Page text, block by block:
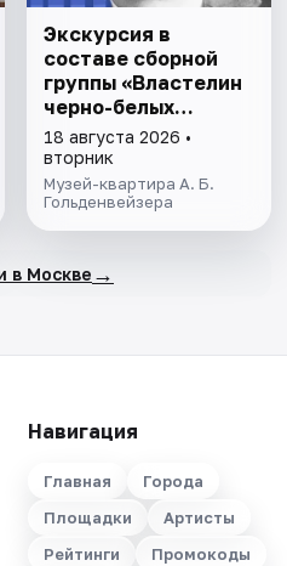
Экскурсия в
составе сборной
группы «Властелин
черно-белых
клавиш»
18 августа 2026 •
вторник
Музей-квартира А. Б.
Гольденвейзера
в Москве →
Навигация
Главная
Города
Площадки
Артисты
Рейтинги
Промокоды